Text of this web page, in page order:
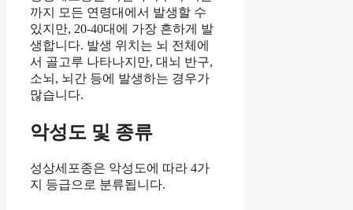
까지 모든 연령대에서 발생할 수
있지만, 20-40대에 가장 흔하게 발
생합니다. 발생 위치는 뇌 전체에
서 골고루 나타나지만, 대뇌 반구,
소뇌, 뇌간 등에 발생하는 경우가
많습니다.
악성도 및 종류
성상세포종은 악성도에 따라 4가
지 등급으로 분류됩니다.